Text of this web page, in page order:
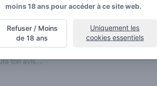
reviews
Ton nom ici
Pick a rating
review
moins 18 ans pour accéder à ce site web.
Uniquement les
cookies essentiels
Refuser / Moins
de 18 ans